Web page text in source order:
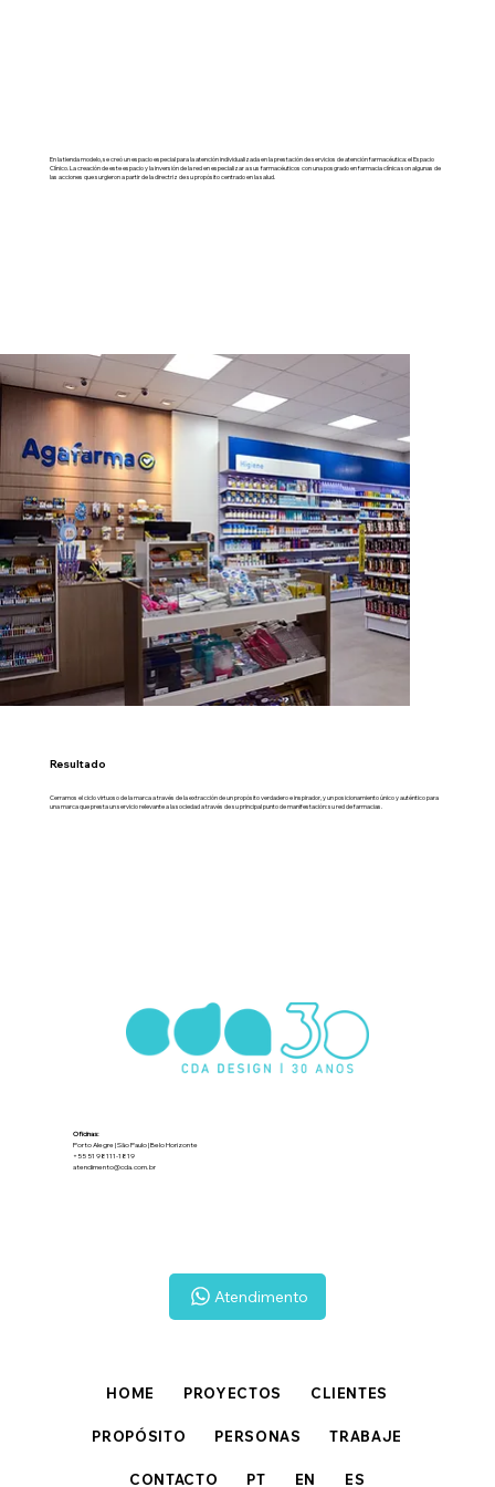
En la tienda modelo, se creó un espacio especial para la atención individualizada en la prestación de servicios de atención farmacéutica: el Espacio
Clínico. La creación de este espacio y la inversión de la red en especializar a sus farmacéuticos con una posgrado en farmacia clínica son algunas de
las acciones que surgieron a partir de la directriz de su propósito centrado en la salud.
Resultado
Cerramos el ciclo virtuoso de la marca a través de la extracción de un propósito verdadero e inspirador, y un posicionamiento único y auténtico para
una marca que presta un servicio relevante a la sociedad a través de su principal punto de manifestación: su red de farmacias.
Oficinas:
Porto Alegre | São Paulo | Belo Horizonte
+55 51 98111-1819
atendimento@cda.com.br
HOME PROYECTOS CLIENTES
PROPÓSITO PERSONAS TRABAJE
CONTACTO PT EN ES
Atendimento